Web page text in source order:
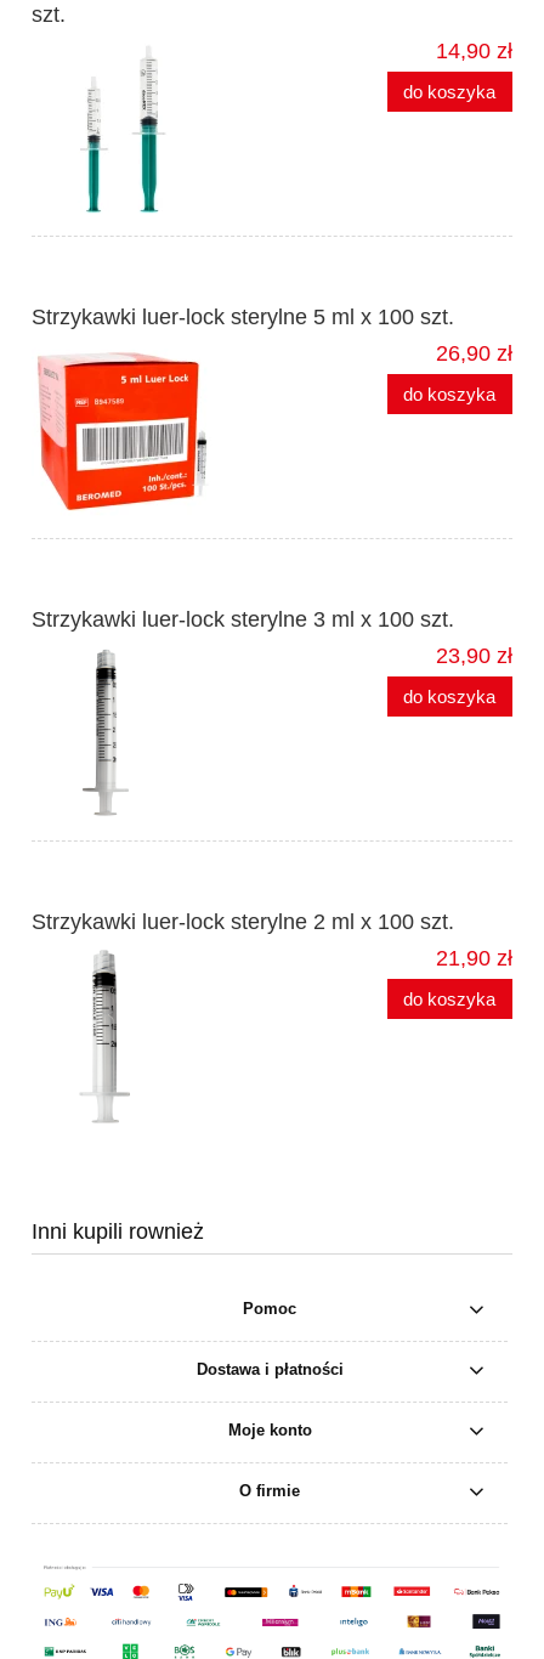
szt.
14,90 zł
do koszyka
Strzykawki luer-lock sterylne 5 ml x 100 szt.
26,90 zł
do koszyka
Strzykawki luer-lock sterylne 3 ml x 100 szt.
23,90 zł
do koszyka
Strzykawki luer-lock sterylne 2 ml x 100 szt.
21,90 zł
do koszyka
Inni kupili rownież
Pomoc
Dostawa i płatności
Moje konto
O firmie